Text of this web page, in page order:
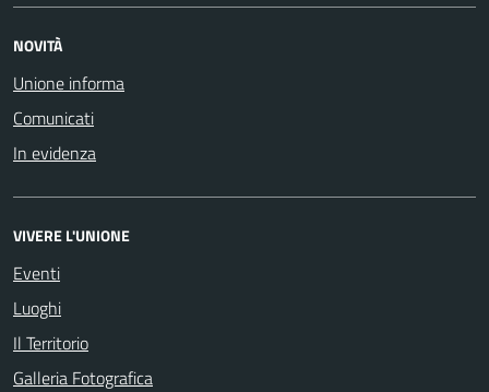
NOVITÀ
Unione informa
Comunicati
In evidenza
VIVERE L'UNIONE
Eventi
Luoghi
Il Territorio
Galleria Fotografica